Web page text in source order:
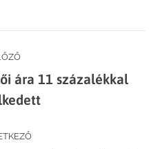
Previous
post:
ára 11 százalékkal